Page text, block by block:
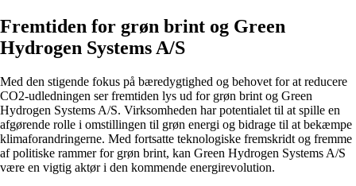
Fremtiden for grøn brint og Green
Hydrogen Systems A/S
Med den stigende fokus på bæredygtighed og behovet for at reducere
CO2-udledningen ser fremtiden lys ud for grøn brint og Green
Hydrogen Systems A/S. Virksomheden har potentialet til at spille en
afgørende rolle i omstillingen til grøn energi og bidrage til at bekæmpe
klimaforandringerne. Med fortsatte teknologiske fremskridt og fremme
af politiske rammer for grøn brint, kan Green Hydrogen Systems A/S
være en vigtig aktør i den kommende energirevolution.